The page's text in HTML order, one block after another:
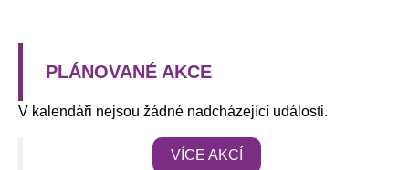
PLÁNOVANÉ AKCE
V kalendáři nejsou žádné nadcházející události.
VÍCE AKCÍ